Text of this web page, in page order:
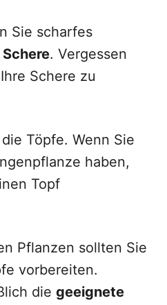
Sie scharfes
Schere. Vergessen
Schere zu
Töpfe. Wenn Sie
haben,
Topf
Pflanzen sollten Sie
vorbereiten.
die geeignete